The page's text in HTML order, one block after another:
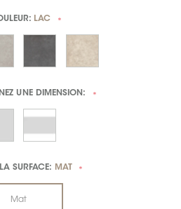
LAC *
UNEDIMENSION: *
SURFACE: MAT *
Mat